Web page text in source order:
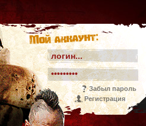
Мой аккаунт:
Забыл пароль
Регистрация